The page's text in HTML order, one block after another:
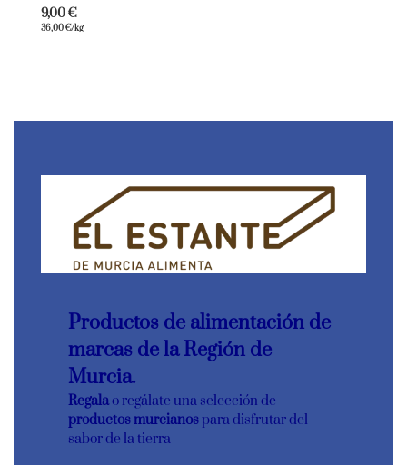
9,00€
36,00€/kg
Productos de alimentación de
marcas de la Región de
Murcia.
Regalao regálate una selección de
productos murcianospara disfrutar del
sabor de la tierra